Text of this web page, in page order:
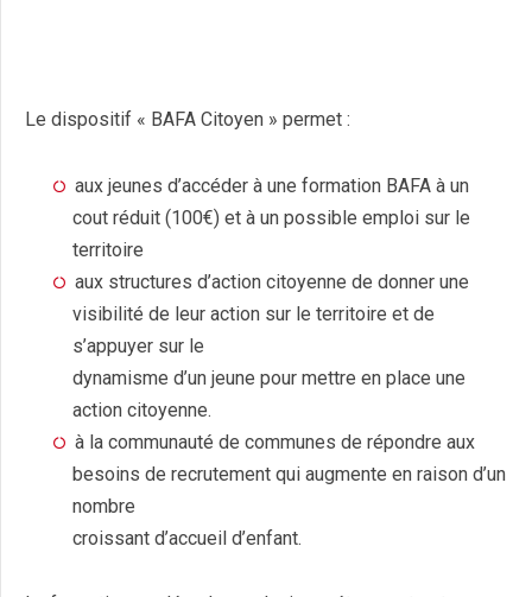
Le dispositif « BAFA Citoyen » permet :
aux jeunes d’accéder à une formation BAFA à un
cout réduit (100€) et à un possible emploi sur le
territoire
aux structures d’action citoyenne de donner une
visibilité de leur action sur le territoire et de
s’appuyer sur le
dynamisme d’un jeune pour mettre en place une
action citoyenne.
à la communauté de communes de répondre aux
besoins de recrutement qui augmente en raison d’un
nombre
croissant d’accueil d’enfant.